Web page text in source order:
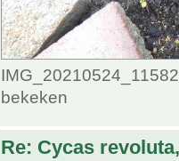
bekeken
Re: Cycas